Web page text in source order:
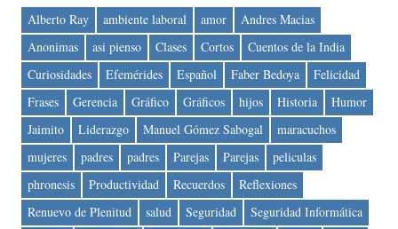
Alberto Ray ambiente laboral amor
Andres Macias
Anonimas
asi pienso Clases Cortos
Cuentos de la India
Curiosidades
Efemérides Español Faber Bedoya
Felicidad
Frases
Gerencia Gráfico Gráficos hijos Historia
Humor
Jaimito
Liderazgo Manuel Gómez Sabogal
maracuchos
mujeres
padres padres Parejas Parejas
peliculas
phronesis
Productividad Recuerdos
Reflexiones
Renuevo de Plenitud
salud Seguridad
Seguridad Informática